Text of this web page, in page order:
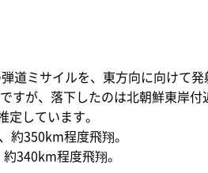
道ミサイルを、東方向に向けて
すが、落下したのは北朝鮮東岸
しています。
350km程度飛翔。
340km程度飛翔。